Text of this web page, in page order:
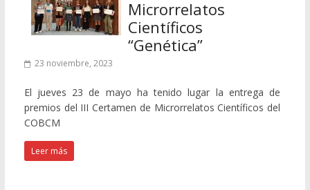
Microrrelatos
Científicos
“Genética”
23 noviembre, 2023
El jueves 23 de mayo ha tenido lugar la entrega de
premios del III Certamen de Microrrelatos Científicos del
COBCM
Leer más